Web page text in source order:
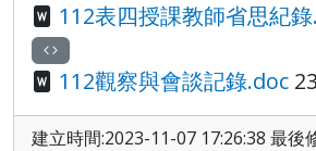
112表四授課教師省思紀
112觀察與會談記錄.doc
建立時間:2023-11-07 17:26:38 最後